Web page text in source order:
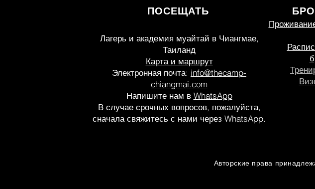
ПОСЕЩАТЬ
Лагерь и академия муайтай в Чиангмае,
Таиланд
Карта и маршрут
Электронная почта: info@thecamp-
chiangmai.com
Напишите нам в WhatsApp
В случае срочных вопросов, пожалуйста,
сначала свяжитесь с нами через WhatsApp.
Авторские права